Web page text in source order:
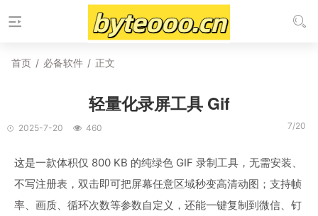
首页 / 必备软件 / 正文
轻量化录屏工具 Gif
2025-7-20 460 7/20
这是一款体积仅 800 KB 的纯绿色 GIF 录制工具，无需安装、
不写注册表，双击即可把屏幕任意区域秒变高清动图；支持帧
率、画质、循环次数等参数自定义，还能一键复制到微信、钉